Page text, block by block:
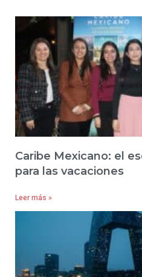
Caribe Mexicano: el
para las vacaciones
Leer más »